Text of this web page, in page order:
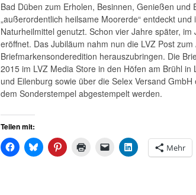
Bad Düben zum Erholen, Besinnen, Genießen
„außerordentlich heilsame Moorerde“ entdeckt
Naturheilmittel genutzt. Schon vier Jahre später,
eröffnet. Das Jubiläum nahm nun die LVZ Post
Briefmarkensonderedition herauszubringen. Die
2015 im LVZ Media Store in den Höfen am Brühl
und Eilenburg sowie über die Selex Versand
dem Sonderstempel abgestempelt werden.
Teilen mit:
Mehr